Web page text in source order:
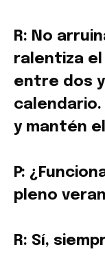
R: No
ralentiza
entre dos
y mantén
P:
pleno
R: Sí,